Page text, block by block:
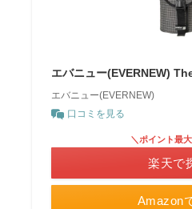
エバニュー(EVERNEW)
エバニュー(EVERNEW)
口コミを見る
Amazon
＼ポイント最
楽天で